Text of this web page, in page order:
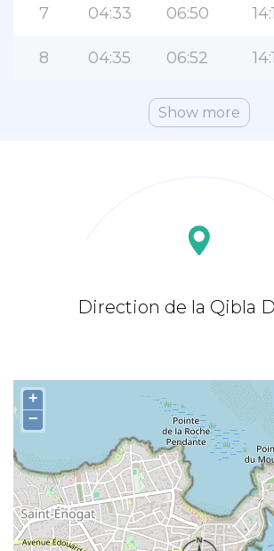
7 04:33 06:50
8 04:35 06:52
Show more
Direction de la Qibla
+
−